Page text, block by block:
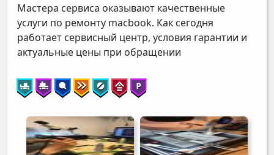
Мастера сервиса оказывают качественные
услуги по ремонту macbook. Как сегодня
работает сервисный центр, условия гарантии и
актуальные цены при обращении